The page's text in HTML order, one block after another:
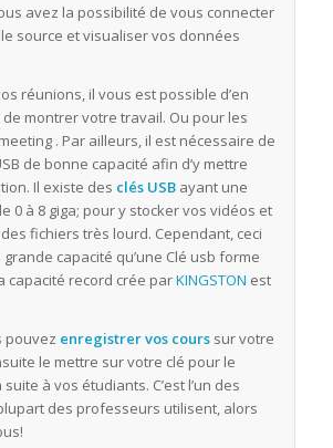
avez la possibilité de vous connecter
source et visualiser vos données
réunions, il vous est possible d’en
montrer votre travail. Ou pour les
. Par ailleurs, il est nécessaire de
de bonne capacité afin d’y mettre
Il existe des clés USBayant une
0 à 8 giga; pour y stocker vos vidéos et
fichiers très lourd. Cependant, ceci
grande capacité qu’une Clé usb forme
capacité record crée parKINGSTON est
pouvez enregistrer vos courssur votre
le mettre sur votre clé pour le
à vos étudiants. C’est l’un des
des professeurs utilisent, alors